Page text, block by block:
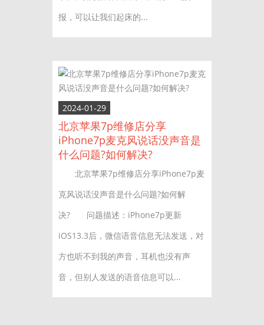
报，可以让我们起床的...
2024-01-29
北京苹果7p维修店分享
iPhone7p麦克风说话没声音是
什么问题?如何解决?
北京苹果7p维修店分享iPhone7p麦
克风说话没声音是什么问题?如何解
决? 问题描述：iPhone7p更新
iOS13.3后，微信语音信息无法发送，对
方也听不到我的声音，耳机也没有声
音，但别人发送的语音信息可以...